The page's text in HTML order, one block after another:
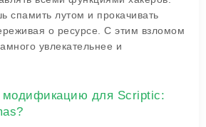
спамить лутом и прокачивать
о ресурсе. С этим взломом
увлекательнее и
модификацию для Scriptic: